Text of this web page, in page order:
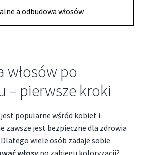
a odbudowa włosów
włosów po
– pierwsze kroki
jest popularne wśród kobiet i
zawsze jest bezpieczne dla zdrowia
wiele osób zadaje sobie
włosypo zabiegu koloryzacji?